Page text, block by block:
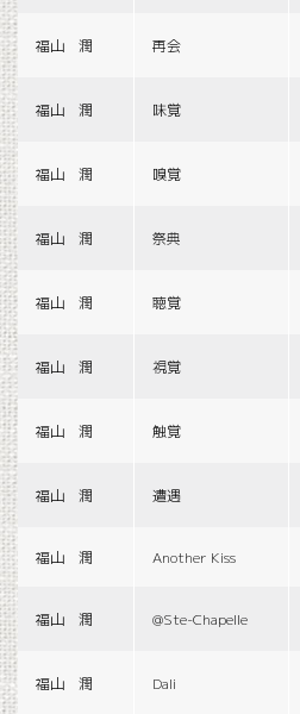
福山 潤 再会
福山 潤 味覚
福山 潤 嗅覚
福山 潤 祭典
福山 潤 聴覚
福山 潤 視覚
福山 潤 触覚
福山 潤 遭遇
福山 潤 Another Kiss
福山 潤 @Ste-Chapelle
福山 潤 Dali